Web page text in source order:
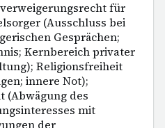
für
(Ausschluss bei
Gesprächen;
Kernbereich privater
Religionsfreiheit
innere Not);
(Abwägung des
mit
der